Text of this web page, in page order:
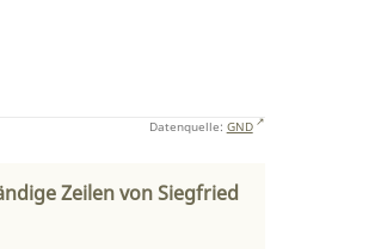
Datenquelle: GND
Zeilen von Siegfried